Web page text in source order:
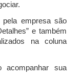
empresa são
e também
na coluna
acompanhar sua